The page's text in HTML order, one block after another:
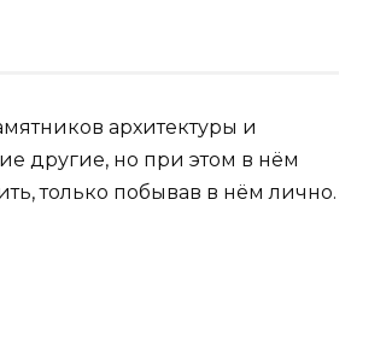
архитектуры и
другие, но при этом в нём
только побывав в нём лично.